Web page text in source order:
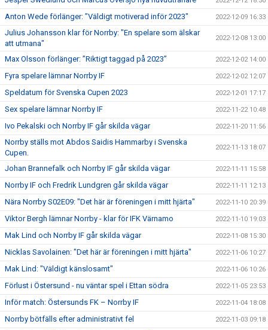
Anton Wede förlänger: ”Väldigt motiverad inför 2023" 2022-12-09 16:33
Julius Johansson klar för Norrby: "En spelare som älskar
att utmana"
2022-12-08 13:00
Max Olsson förlänger: ”Riktigt taggad på 2023” 2022-12-02 14:00
Fyra spelare lämnar Norrby IF 2022-12-02 12:07
Speldatum för Svenska Cupen 2023 2022-12-01 17:17
Sex spelare lämnar Norrby IF 2022-11-22 10:48
Ivo Pekalski och Norrby IF går skilda vägar 2022-11-20 11:56
Norrby ställs mot Abdos Saidis Hammarby i Svenska
Cupen.
2022-11-13 18:07
Johan Brannefalk och Norrby IF går skilda vägar 2022-11-11 15:58
Norrby IF och Fredrik Lundgren går skilda vägar 2022-11-11 12:13
Nära Norrby S02E09: "Det här är föreningen i mitt hjärta" 2022-11-10 20:39
Viktor Bergh lämnar Norrby - klar för IFK Värnamo 2022-11-10 19:03
Mak Lind och Norrby IF går skilda vägar 2022-11-08 15:30
Nicklas Savolainen: "Det här är föreningen i mitt hjärta" 2022-11-06 10:27
Mak Lind: "Väldigt känslosamt" 2022-11-06 10:26
Förlust i Östersund - nu väntar spel i Ettan södra 2022-11-05 23:53
Inför match: Östersunds FK – Norrby IF 2022-11-04 18:08
Norrby bötfälls efter administrativt fel 2022-11-03 09:18